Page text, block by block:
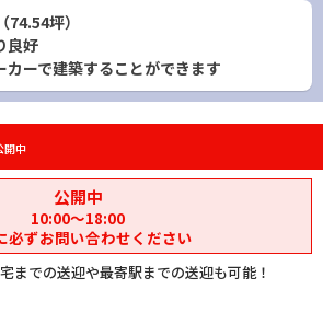
坪）
良好
ーで建築することができます
開中
公開中
10:00〜18:00
必ずお問い合わせください
までの送迎や最寄駅までの送迎も可能！